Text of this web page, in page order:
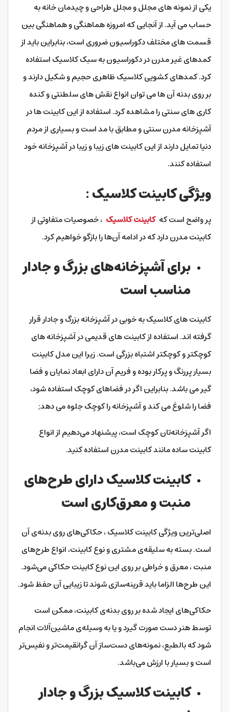
یکی از نمونه های مجلل و مجلل طراحی و چیدمان خانه به
حساب می آید. از آنجایی که امروزه هماهنگی و هماهنگی بین
قسمت های مختلف دکوراسیون ضروری است، بنابراین باید از
کمدهای غیر مدرن در دکوراسیون به سبک کلاسیک استفاده
کرد. کمدهای کشویی کلاسیک ظاهری حجیم و شکیل دارند و
بر روی بدنه آن ها می توان انواع نقش های سلطنتی و کنده
کاری های سنتی را مشاهده کرد. استفاده از این کابینت ها در
آشپزخانه مدرن سنتی و مطابق با مد است و بسیاری از مردم
دنیا تمایل دارند از این کابینت های زیبا و زیبا در آشپزخانه خود
استفاده کنند.
ویژگی کابینت کلاسیک :
پر واضح است کهکابینت کلاسیک ، خصوصیات متفاوتی از
کابینت مدرن دارد که در ادامه آن‌ها را بازگو خواهیم کرد.
برای آشپزخانه‌های بزرگ و جادار
مناسب است
کابینت های کلاسیک به خوبی در آشپزخانه بزرگ و جادار قرار
گرفته اند. استفاده از کابینت های قدیمی در آشپزخانه های
کوچکتر و کوچکتر اشتباه بزرگی است. زیرا این مدل کابینت
بسیار پررنگ و پرکار بوده و فریم آن دارای ابعاد نمایان و فضا
گیر می باشد. بنابراین اگر در فضاهای کوچک استفاده شود،
فضا را شلوغ می کند و آشپزخانه را کوچک جلوه می دهد;
اگر آشپزخانه‌تان کوچک است، پیشنهاد می‌دهیم از انواع
کابینت ساده مانند کابینت مدرن استفاده کنید.
کابینت کلاسیک دارای طرح‌های
منبت و معرق‌کاری است
اصلی‌ترین ویژگی‌ کابینت کلاسیک ، حکاکی‌های روی بدنه‌ی آن
است. بسته به سلیقه‌ی مشتری و نوع کابینت، انواع طرح‌های
منبت ، معرق و خراطی بر روی این نوع کابینت حکاکی می‌شود.
این طرح‌ها الزاما باید قرینه‌سازی شوند تا زیبایی آن حفظ شود.
حکاکی‌های ایجاد شده‌ بر روی بدنه‌ی کابینت، ممکن است
توسط هنر دست صورت گیرد و یا به وسیله‌ی ماشین‌آلات انجام
شود که بالطبع، نمونه‌های دست‌ساز آن گرانقیمت‌تر و نفیس‌تر
است و بسیار با ارزش می‌باشد.
کابینت کلاسیک بزرگ و جادار